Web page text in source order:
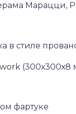
Марацци,
в стиле
(300х300х8
фартуке